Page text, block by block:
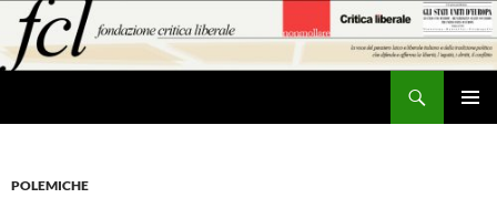
contenuto
POLEMICHE